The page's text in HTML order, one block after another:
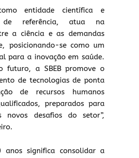
entidade científica e
de referência, atua na
a ciência e as demandas
posicionando-se como um
para a inovação em saúde.
futuro, a SBEB promove o
de tecnologias de ponta
de recursos humanos
preparados para
novos desafios do setor”,
anos significa consolidar a